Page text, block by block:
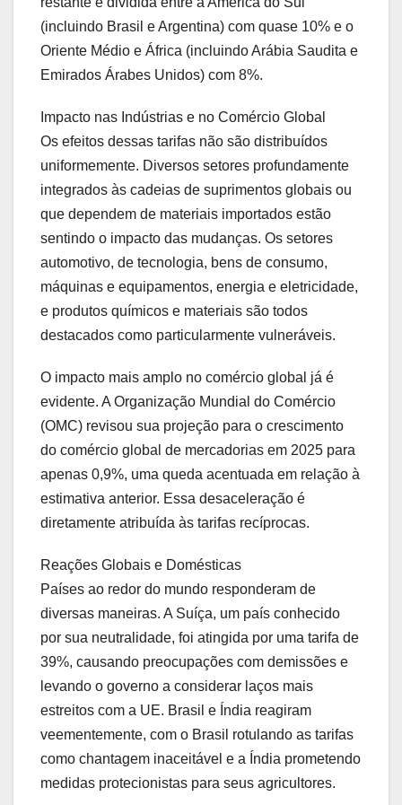
(incluindo Brasil e Argentina) com quase 10% e o
Oriente Médio e África (incluindo Arábia Saudita e
Emirados Árabes Unidos) com 8%.
Impacto nas Indústrias e no Comércio Global
Os efeitos dessas tarifas não são distribuídos
uniformemente. Diversos setores profundamente
integrados às cadeias de suprimentos globais ou
que dependem de materiais importados estão
sentindo o impacto das mudanças. Os setores
automotivo, de tecnologia, bens de consumo,
máquinas e equipamentos, energia e eletricidade,
e produtos químicos e materiais são todos
destacados como particularmente vulneráveis.
O impacto mais amplo no comércio global já é
evidente. A Organização Mundial do Comércio
(OMC) revisou sua projeção para o crescimento
do comércio global de mercadorias em 2025 para
apenas 0,9%, uma queda acentuada em relação à
estimativa anterior. Essa desaceleração é
diretamente atribuída às tarifas recíprocas.
Reações Globais e Domésticas
Países ao redor do mundo responderam de
diversas maneiras. A Suíça, um país conhecido
por sua neutralidade, foi atingida por uma tarifa de
39%, causando preocupações com demissões e
levando o governo a considerar laços mais
estreitos com a UE. Brasil e Índia reagiram
veementemente, com o Brasil rotulando as tarifas
como chantagem inaceitável e a Índia prometendo
medidas protecionistas para seus agricultores.